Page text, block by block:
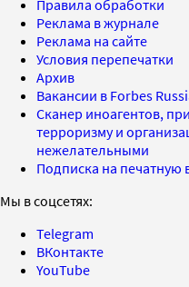
Правила обработки
Реклама в журнале
Реклама на сайте
Условия перепечатки
Архив
Вакансии в Forbes
Сканер иноагентов,
терроризму и
нежелательными
Подписка на печатную
Мы в соцсетях:
Telegram
ВКонтакте
YouTube